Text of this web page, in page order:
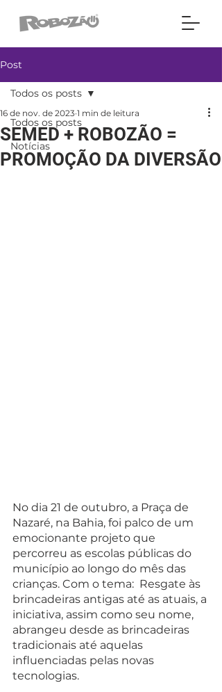
Post
Todos os posts
Notícias
Todos os posts
SEMED + ROBOZÃO =
PROMOÇÃO DA DIVERSÃO
16 de nov. de 2023 1 min de leitura
No dia 21 de outubro, a Praça de
Nazaré, na Bahia, foi palco de um
emocionante projeto que
percorreu as escolas públicas do
município ao longo do mês das
crianças. Com o tema:  Resgate às
brincadeiras antigas até as atuais, a
iniciativa, assim como seu nome,
abrangeu desde as brincadeiras
tradicionais até aquelas
influenciadas pelas novas
tecnologias.